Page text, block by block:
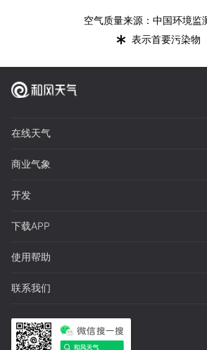
空气质量来源：中国环境监
* 表示首要污染物
在线天气
商业气象
开发
下载APP
使用帮助
联系我们